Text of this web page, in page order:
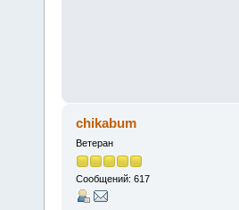
chikabum
Ветеран
Сообщений: 617